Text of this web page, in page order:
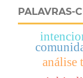
PALAVRAS-
análise